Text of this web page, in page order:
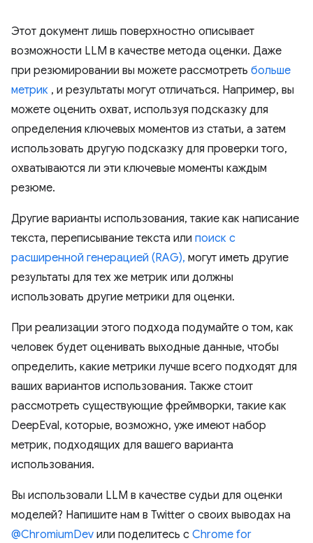
Этот документ лишь поверхностно описывает
возможности LLM в качестве метода оценки. Даже
при резюмировании вы можете рассмотреть больше
метрик , и результаты могут отличаться. Например, вы
можете оценить охват, используя подсказку для
определения ключевых моментов из статьи, а затем
использовать другую подсказку для проверки того,
охватываются ли эти ключевые моменты каждым
резюме.
Другие варианты использования, такие как написание
текста, переписывание текста или поиск с
расширенной генерацией (RAG), могут иметь другие
результаты для тех же метрик или должны
использовать другие метрики для оценки.
При реализации этого подхода подумайте о том, как
человек будет оценивать выходные данные, чтобы
определить, какие метрики лучше всего подходят для
ваших вариантов использования. Также стоит
рассмотреть существующие фреймворки, такие как
DeepEval, которые, возможно, уже имеют набор
метрик, подходящих для вашего варианта
использования.
Вы использовали LLM в качестве судьи для оценки
моделей? Напишите нам в Twitter о своих выводах на
@ChromiumDev или поделитесь с Chrome for